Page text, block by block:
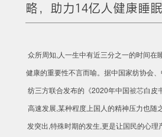
略，助力14亿人健康睡眠
众所周知,人一生中有近三分之一的时间在
健康的重要性不言而喻。据中国家纺协会
纺三方联合发布的《2020年中国被芯白皮
高速发展,某种程度上国人的精神压力也随
发突出,特殊时期的发生,更是让国民的心理